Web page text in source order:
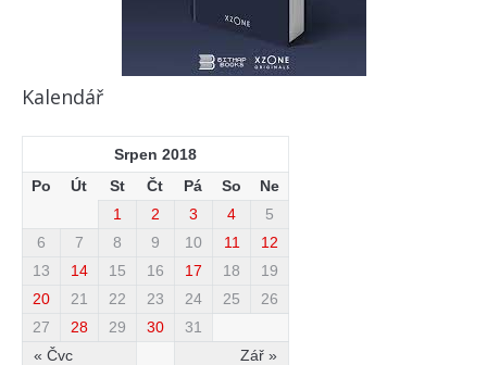
Kalendář
Srpen 2018
Po
Út St Čt Pá So Ne
« Čvc Zář »
1 2 3 4
5
6
7 8 9 10 11
12
13
14 15 16 17 18
19
20
21 22 23 24 25
26
27
28 29 30 31